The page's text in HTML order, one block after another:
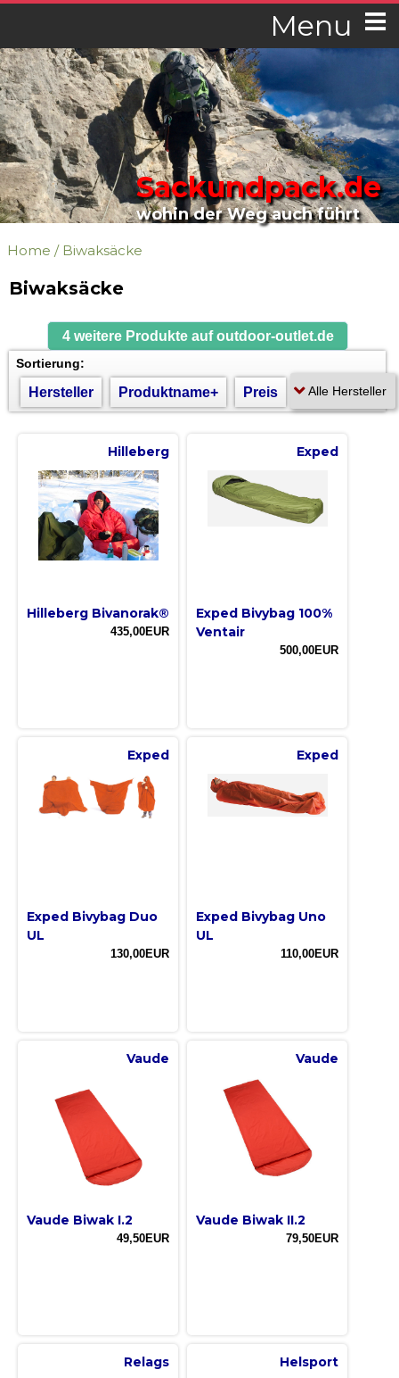
Menu
Sackundpack.de
wohin der Weg auch führt
Home / Biwaksäcke
Biwaksäcke
4 weitere Produkte auf outdoor-outlet.de
Sortierung:
Hersteller Produktname+ Preis
Hilleberg
Hilleberg Bivanorak®
435,00EUR
Exped
Exped Bivybag 100%
Ventair
500,00EUR
Exped
Exped Bivybag Duo
UL
130,00EUR
Exped
Exped Bivybag Uno
UL
110,00EUR
Vaude
Vaude Biwak I.2
49,50EUR
Vaude
Vaude Biwak II.2
79,50EUR
Relags Helsport